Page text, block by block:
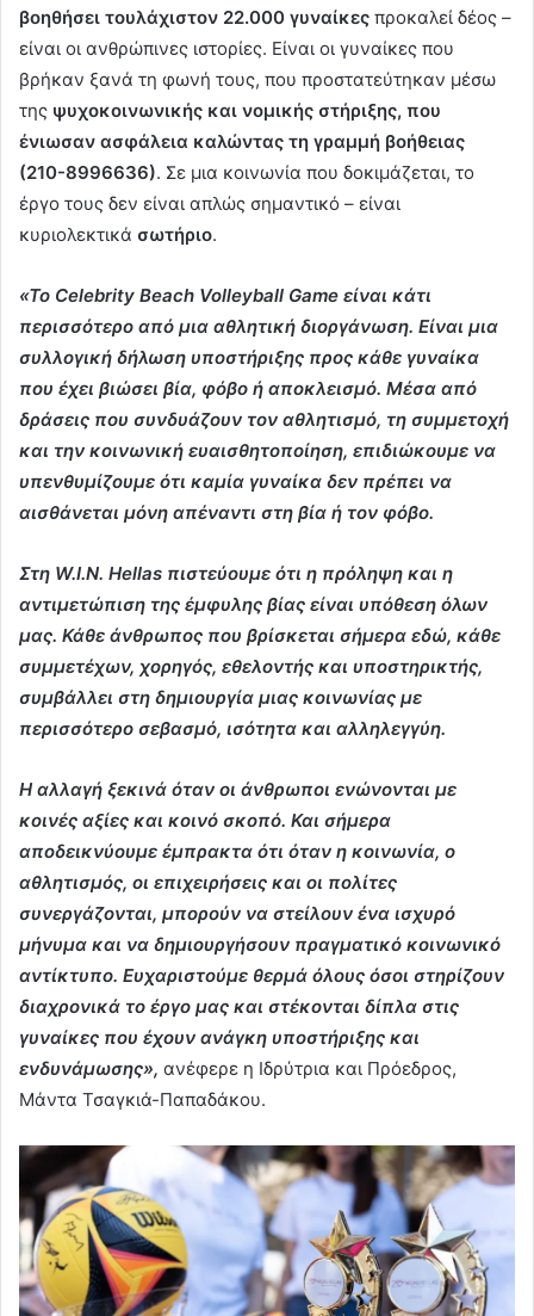
βοηθήσει τουλάχιστον 22.000 γυναίκες προκαλεί δέος –
είναι οι ανθρώπινες ιστορίες. Είναι οι γυναίκες που
βρήκαν ξανά τη φωνή τους, που προστατεύτηκαν μέσω
της ψυχοκοινωνικής και νομικής στήριξης, που
ένιωσαν ασφάλεια καλώντας τη γραμμή βοήθειας
(210-8996636). Σε μια κοινωνία που δοκιμάζεται, το
έργο τους δεν είναι απλώς σημαντικό – είναι
κυριολεκτικά σωτήριο.
«Το Celebrity Beach Volleyball Game είναι κάτι
περισσότερο από μια αθλητική διοργάνωση. Είναι μια
συλλογική δήλωση υποστήριξης προς κάθε γυναίκα
που έχει βιώσει βία, φόβο ή αποκλεισμό. Μέσα από
δράσεις που συνδυάζουν τον αθλητισμό, τη συμμετοχή
και την κοινωνική ευαισθητοποίηση, επιδιώκουμε να
υπενθυμίζουμε ότι καμία γυναίκα δεν πρέπει να
αισθάνεται μόνη απέναντι στη βία ή τον φόβο.
Στη W.I.N. Hellas πιστεύουμε ότι η πρόληψη και η
αντιμετώπιση της έμφυλης βίας είναι υπόθεση όλων
μας. Κάθε άνθρωπος που βρίσκεται σήμερα εδώ, κάθε
συμμετέχων, χορηγός, εθελοντής και υποστηρικτής,
συμβάλλει στη δημιουργία μιας κοινωνίας με
περισσότερο σεβασμό, ισότητα και αλληλεγγύη.
Η αλλαγή ξεκινά όταν οι άνθρωποι ενώνονται με
κοινές αξίες και κοινό σκοπό. Και σήμερα
αποδεικνύουμε έμπρακτα ότι όταν η κοινωνία, ο
αθλητισμός, οι επιχειρήσεις και οι πολίτες
συνεργάζονται, μπορούν να στείλουν ένα ισχυρό
μήνυμα και να δημιουργήσουν πραγματικό κοινωνικό
αντίκτυπο. Ευχαριστούμε θερμά όλους όσοι στηρίζουν
διαχρονικά το έργο μας και στέκονται δίπλα στις
γυναίκες που έχουν ανάγκη υποστήριξης και
ενδυνάμωσης», ανέφερε η Ιδρύτρια και Πρόεδρος,
Μάντα Τσαγκιά-Παπαδάκου.